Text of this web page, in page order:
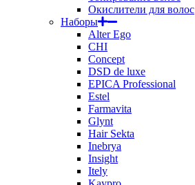
Окислители для волос
Наборы
Alter Ego
CHI
Concept
DSD de luxe
EPICA Professional
Estel
Farmavita
Glynt
Hair Sekta
Inebrya
Insight
Itely